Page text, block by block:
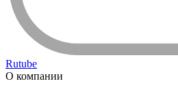
Rutube
О компании